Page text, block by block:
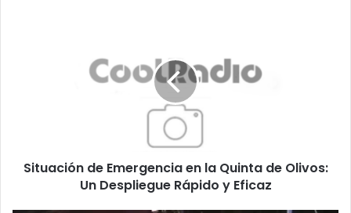
Despliegue
Situación de Emergencia en la Quinta de Olivos:
Un Despliegue Rápido y Eficaz